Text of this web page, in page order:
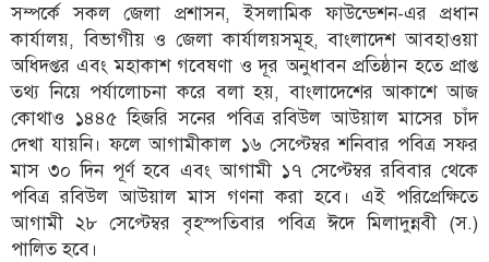
সম্পর্কে সকল জেলা প্রশাসন, ইসলামিক ফাউন্ডেশন-এর প্রধান
কার্যালয়, বিভাগীয় ও জেলা কার্যালয়সমূহ, বাংলাদেশ আবহাওয়া
অধিদপ্তর এবং মহাকাশ গবেষণা ও দূর অনুধাবন প্রতিষ্ঠান হতে প্রাপ্ত
তথ্য নিয়ে পর্যালোচনা করে বলা হয়, বাংলাদেশের আকাশে আজ
কোথাও ১৪৪৫ হিজরি সনের পবিত্র রবিউল আউয়াল মাসের চাঁদ
দেখা যায়নি। ফলে আগামীকাল ১৬ সেপ্টেম্বর শনিবার পবিত্র সফর
মাস ৩০ দিন পূর্ণ হবে এবং আগামী ১৭ সেপ্টেম্বর রবিবার থেকে
পবিত্র রবিউল আউয়াল মাস গণনা করা হবে। এই পরিপ্রেক্ষিতে
আগামী ২৮ সেপ্টেম্বর বৃহস্পতিবার পবিত্র ঈদে মিলাদুন্নবী (স.)
পালিত হবে।